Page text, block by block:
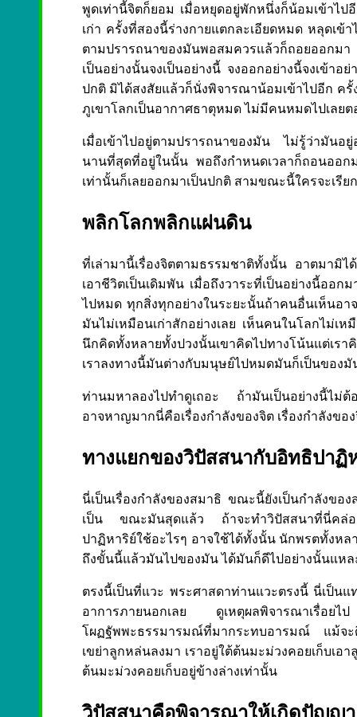
พูดเท่านี้จิตก็ยอม เมื่อหยุดอยู่พักหนึ่งก็น้อมเข้าไป
เก่า ครั้งที่สองนี้ร่างกายแตกละเอียดหมด หลุดเข้า
ตามปรารถนาของมันพอสมควรแล้วก็ถอยออกม
เป็นอย่างนั้นจงเป็นอย่างนี้ จงออกอย่างนี้จงเข้าอ
ปกติ มิได้สงสัยแล้วก็นั่งพิจารณาน้อมเข้าไปอีก
ภูเขาโลกเป็นอากาศธาตุหมด ไม่มีคนหมดไปเลย
เมื่อเข้าไปอยู่ตามปรารถนาของมัน ไม่รู้ว่ามันอ
นานที่สุดที่อยู่ในนั้น พอถึงกำหนดเวลาก็ถอนออก
เท่านั้นก็เลยออกมาเป็นปกติ สามขณะนี้ใครจะเรียก
พลิกโลกพลิกแผ่นดิน
ที่เล่ามานี้เรื่องจิตตามธรรมชาติทั้งนั้น อาตมามิไ
เอาชีวิตเป็นเดิมพัน เมื่อถึงวาระที่เป็นอย่างนี้อ
ไปหมด ทุกสิ่งทุกอย่างในระยะนั้นถ้าคนอื่นเห็นอา
มันไม่เหมือนเก่าสักอย่างเลย เห็นคนในโลกไม่เ
นึกคิดทั้งหลายทั้งปวงนั้นเขาคิดไปทางโน้นแต่เร
เราลงทางนี้มันต่างกับมนุษย์ไปหมดมันก็เป็นของมั
ท่านมหาลองไปทำดูเถอะ ถ้ามันเป็นอย่างนี้ไม่
อาจหาญมากนี่คือเรื่องกำลังของจิต เรื่องกำลังขอ
ทางแยกของวิปัสสนากับอิทธิปาฏิ
นี่เป็นเรื่องกำลังของสมาธิ ขณะนี้ยังเป็นกำลังข
เป็น ขณะมันสุดแล้ว ถ้าจะทำวิปัสสนาที่นี่คล่อง
ปาฏิหาริย์ใช้อะไรๆ อาจใช้ได้ทั้งนั้น นักพรตทั้งห
ถึงขั้นนี้แล้วมันไปของมัน ได้มันก็ดีไปอย่างนั้นแหล
ตรงนี้เป็นที่แวะ พระศาสดาท่านแวะตรงนี้ นี่เป็น
อาการภายนอกเลย ดูเหตุผลพิจารณาเรื่อยไป
โผฏฐัพพะธรรมารมณ์ที่มากระทบอารมณ์ แม้จ
เขย่าลูกหล่นลงมา เราอยู่ใต้ต้นมะม่วงคอยเก็บเอ
ต้นมะม่วงคอยเก็บอยู่ข้างล่างเท่านั้น
วิปัสสนาคือพิจารณาให้เกิดปัญญา